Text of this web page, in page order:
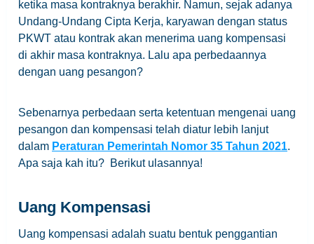
ketika masa kontraknya berakhir. Namun, sejak adanya
Undang-Undang Cipta Kerja, karyawan dengan status
PKWT atau kontrak akan menerima uang kompensasi
di akhir masa kontraknya. Lalu apa perbedaannya
dengan uang pesangon?
Sebenarnya perbedaan serta ketentuan mengenai uang
pesangon dan kompensasi telah diatur lebih lanjut
dalam Peraturan Pemerintah Nomor 35 Tahun 2021.
Apa saja kah itu? Berikut ulasannya!
Uang Kompensasi
Uang kompensasi adalah suatu bentuk penggantian